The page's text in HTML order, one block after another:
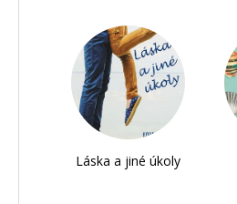
Láska a jiné úkoly